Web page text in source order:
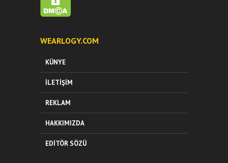
WEARLOGY.COM
KÜNYE
İLETIŞIM
REKLAM
HAKKIMIZDA
EDITÖR SÖZÜ